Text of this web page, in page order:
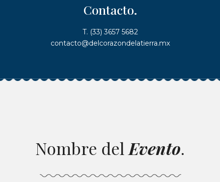
Contacto.
T. (33) 3657 5682
contacto@delcorazondelatierra.mx
Nombre del Evento.